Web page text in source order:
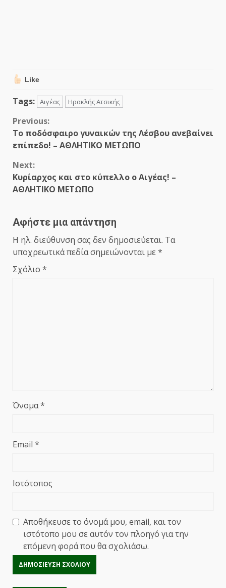
Like
Tags: Αιγέας Ηρακλής Ατσικής
Continue
Reading
Previous:
Το ποδόσφαιρο γυναικών της Λέσβου ανεβαίνει
επίπεδο! – ΑΘΛΗΤΙΚΟ ΜΕΤΩΠΟ
Next:
Κυρίαρχος και στο κύπελλο ο Αιγέας! –
ΑΘΛΗΤΙΚΟ ΜΕΤΩΠΟ
Αφήστε μια απάντηση
Η ηλ. διεύθυνση σας δεν δημοσιεύεται. Τα
υποχρεωτικά πεδία σημειώνονται με *
Σχόλιο *
Όνομα*
Email *
Ιστότοπος
Αποθήκευσε το όνομά μου, email, και τον
ιστότοπο μου σε αυτόν τον πλοηγό για την
επόμενη φορά που θα σχολιάσω.